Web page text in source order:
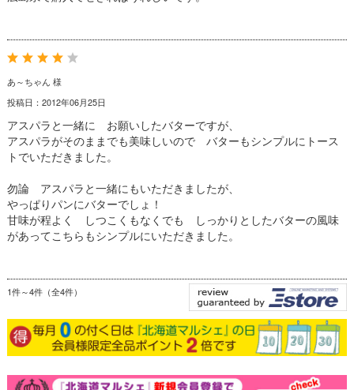
あ～ちゃん 様
投稿日：2012年06月25日
アスパラと一緒に お願いしたバターですが、
アスパラがそのままでも美味しいので バターもシンプルにトース
トでいただきました。
勿論 アスパラと一緒にもいただきましたが、
やっぱりパンにバターでしょ！
甘味が程よく しつこくもなくでも しっかりとしたバターの風味
があってこちらもシンプルにいただきました。
1件～4件（全4件）